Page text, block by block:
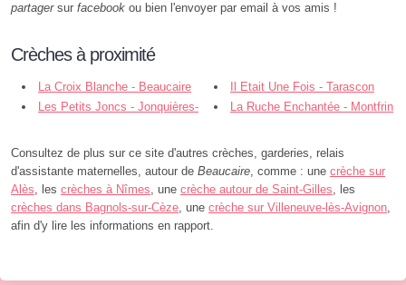
partagersur facebook ou bien l'envoyer par email à vos amis !
Crèches à proximité
La Croix Blanche - Beaucaire
Il Etait Une Fois - Tarascon
Les Petits Joncs - Jonquières-
La Ruche Enchantée - Montfrin
Consultez de plus sur ce site d'autres crèches, garderies, relais
d'assistante maternelles, autour de Beaucaire, comme : une crèche sur
Alès, les crèches à Nîmes, une crèche autour de Saint-Gilles, les
crèches dans Bagnols-sur-Cèze, une crèche sur Villeneuve-lès-Avignon,
afin d'y lire les informations en rapport.